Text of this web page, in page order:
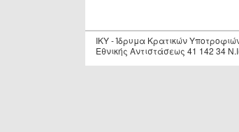
IKY - Ίδρυμα Κρατικών
Εθνικής Αντιστάσεως 41 142 34